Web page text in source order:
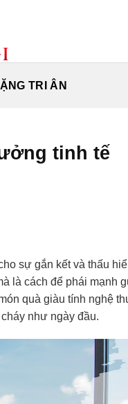
TRI ÂN
tinh tế
sự gắn kết và thấu
là cách để phái mạnh
quà giàu tính nghệ
như ngày đầu.